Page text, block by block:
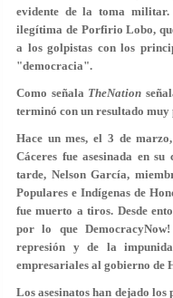
evidente de la toma
ilegítima de Porfirio Lobo,
a los golpistas con los
"democracia".
Como señala TheNation
terminó con un resultado muy
Hace un mes, el 3 de
Cáceres fue asesinada en su
tarde, Nelson García,
Populares e Indígenas de
fue muerto a tiros. Desde
por lo que
represión y de la
empresariales al gobierno de
Los asesinatos han dejado